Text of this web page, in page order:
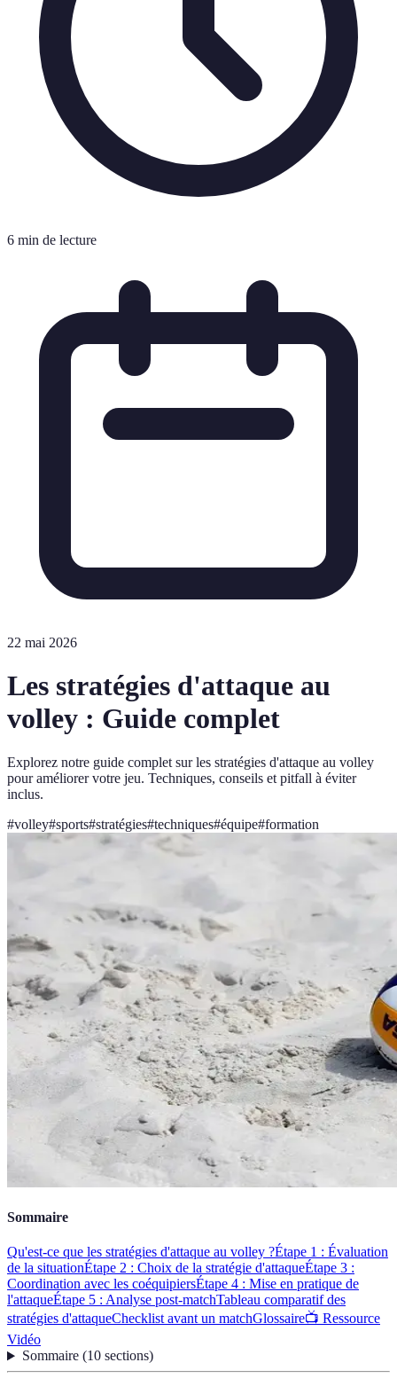
6 min de lecture
22 mai 2026
Les stratégies d'attaque au
volley : Guide complet
Explorez notre guide complet sur les stratégies d'attaque au volley
pour améliorer votre jeu. Techniques, conseils et pitfall à éviter
inclus.
#volley#sports#stratégies#techniques#équipe#formation
Sommaire
Qu'est-ce que les stratégies d'attaque au volley ?Étape 1 : Évaluation
de la situationÉtape 2 : Choix de la stratégie d'attaqueÉtape 3 :
Coordination avec les coéquipiersÉtape 4 : Mise en pratique de
l'attaqueÉtape 5 : Analyse post-matchTableau comparatif des
stratégies d'attaqueChecklist avant un matchGlossaire📺 Ressource
Vidéo
Sommaire(10 sections)